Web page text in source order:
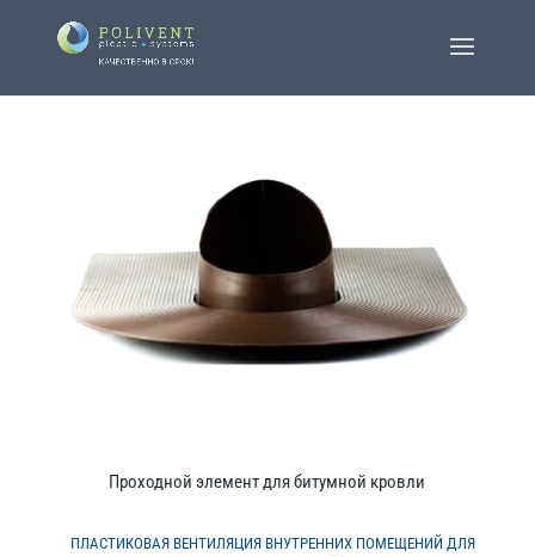
Проходной элемент для битумной кровли
ПЛАСТИКОВАЯ ВЕНТИЛЯЦИЯ ВНУТРЕННИХ ПОМЕЩЕНИЙ ДЛЯ